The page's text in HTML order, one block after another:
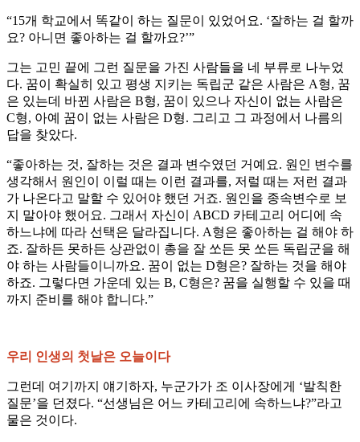
“15개 학교에서 똑같이 하는 질문이 있었어요. ‘잘하는 걸 할까
요? 아니면 좋아하는 걸 할까요?’”
그는 고민 끝에 그런 질문을 가진 사람들을 네 부류로 나누었
다. 꿈이 확실히 있고 평생 지키는 독립군 같은 사람은 A형, 꿈
은 있는데 바뀐 사람은 B형, 꿈이 있으나 자신이 없는 사람은
C형, 아예 꿈이 없는 사람은 D형. 그리고 그 과정에서 나름의
답을 찾았다.
“좋아하는 것, 잘하는 것은 결과 변수였던 거예요. 원인 변수를
생각해서 원인이 이럴 때는 이런 결과를, 저럴 때는 저런 결과
가 나온다고 말할 수 있어야 했던 거죠. 원인을 종속변수로 보
지 말아야 했어요. 그래서 자신이 ABCD 카테고리 어디에 속
하느냐에 따라 선택은 달라집니다. A형은 좋아하는 걸 해야 하
죠. 잘하든 못하든 상관없이 총을 잘 쏘든 못 쏘든 독립군을 해
야 하는 사람들이니까요. 꿈이 없는 D형은? 잘하는 것을 해야
하죠. 그렇다면 가운데 있는 B, C형은? 꿈을 실행할 수 있을 때
까지 준비를 해야 합니다.”
우리 인생의 첫날은 오늘이다
그런데 여기까지 얘기하자, 누군가가 조 이사장에게 ‘발칙한
질문’을 던졌다. “선생님은 어느 카테고리에 속하느냐?”라고
물은 것이다.